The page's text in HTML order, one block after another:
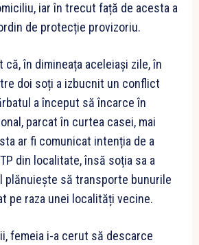
iar în trecut față de acesta a
de protecție provizoriu.
în dimineața aceleiași zile, în
doi soți a izbucnit un conflict
a început să încarce în
parcat în curtea casei, mai
ar fi comunicat intenția de a
din localitate, însă soția sa a
plănuiește să transporte bunurile
pe raza unei localități vecine.
femeia i-a cerut să descarce